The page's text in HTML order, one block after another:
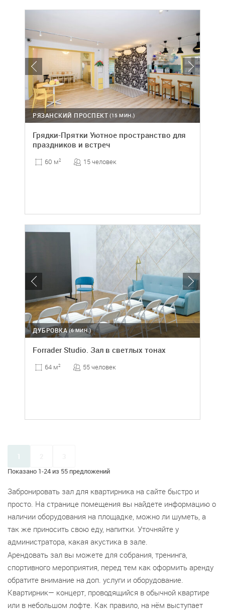
(15 МИН.)
РЯЗАНСКИЙ ПРОСПЕКТ
Грядки-Прятки Уютное пространство для
праздников и встреч
60 м2 15 человек
(6 МИН.)
ДУБРОВКА
Forrader Studio. Зал в светлых тонах
64 м2 55 человек
Показано 1-24 из 55 предложений
1
Забронировать зал для квартирника на сайте быстро и
просто. На странице помещения вы найдете информацию о
наличии оборудования на площадке, можно ли шуметь, а
так же приносить свою еду, напитки. Уточняйте у
администратора, какая акустика в зале.
Арендовать зал вы можете для собрания, тренинга,
спортивного мероприятия, перед тем как оформить аренду
обратите внимание на доп. услуги и оборудование.
Квартирник— концерт, проводящийся в обычной квартире
или в небольшом лофте. Как правило, на нём выступает